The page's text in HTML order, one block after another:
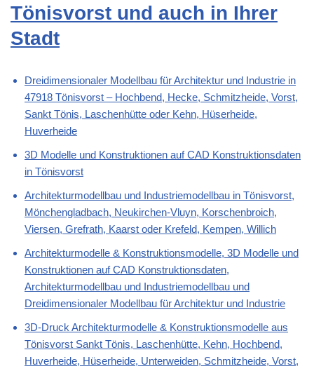
Tönisvorst und auch in Ihrer
Stadt
Dreidimensionaler Modellbau für Architektur und Industrie in
47918 Tönisvorst – Hochbend, Hecke, Schmitzheide, Vorst,
Sankt Tönis, Laschenhütte oder Kehn, Hüserheide,
Huverheide
3D Modelle und Konstruktionen auf CAD Konstruktionsdaten
in Tönisvorst
Architekturmodellbau und Industriemodellbau in Tönisvorst,
Mönchengladbach, Neukirchen-Vluyn, Korschenbroich,
Viersen, Grefrath, Kaarst oder Krefeld, Kempen, Willich
Architekturmodelle & Konstruktionsmodelle, 3D Modelle und
Konstruktionen auf CAD Konstruktionsdaten,
Architekturmodellbau und Industriemodellbau und
Dreidimensionaler Modellbau für Architektur und Industrie
3D-Druck Architekturmodelle & Konstruktionsmodelle aus
Tönisvorst Sankt Tönis, Laschenhütte, Kehn, Hochbend,
Huverheide, Hüserheide, Unterweiden, Schmitzheide, Vorst,